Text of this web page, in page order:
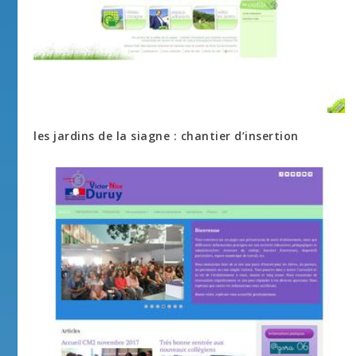
les jardins de la siagne : chantier d’insertion